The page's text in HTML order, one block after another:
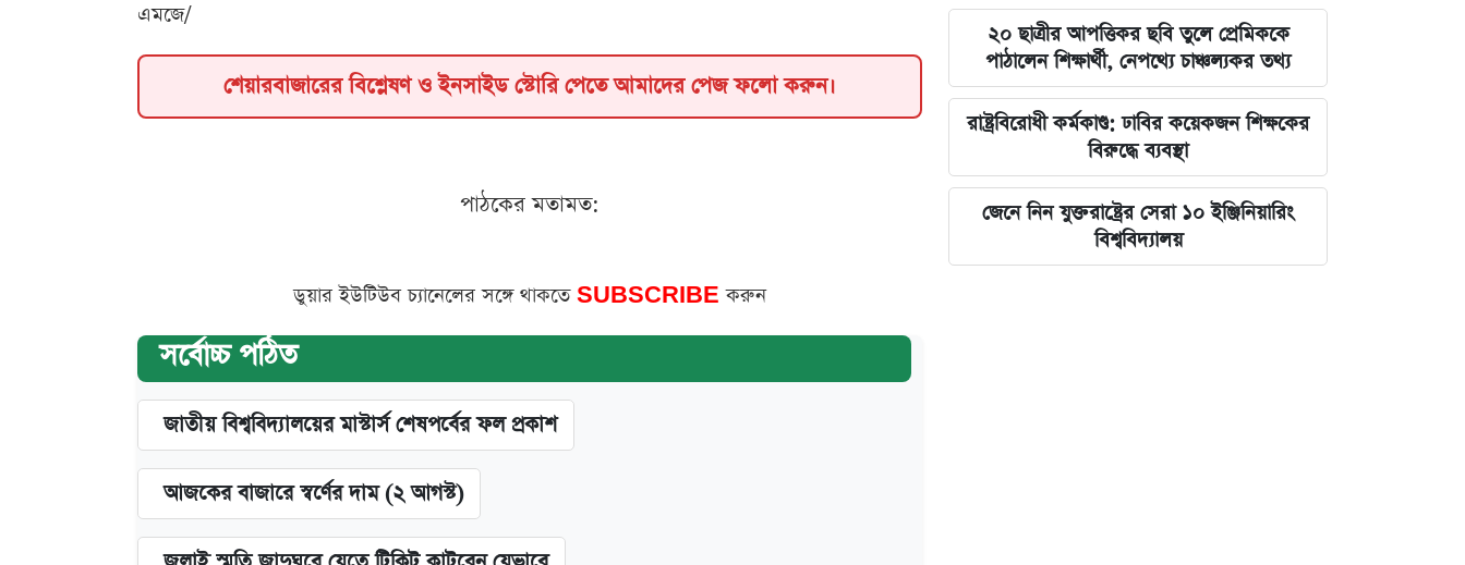
এমজে/
শেয়ারবাজারের বিশ্লেষণ ও ইনসাইড স্টোরি পেতে আমাদের পেজ ফলো করুন।
পাঠকের মতামত:
ডুয়ার ইউটিউব চ্যানেলের সঙ্গে থাকতে SUBSCRIBEকরুন
সর্বোচ্চ পঠিত
জাতীয় বিশ্ববিদ্যালয়ের মাস্টার্স শেষপর্বের ফল প্রকাশ
আজকের বাজারে স্বর্ণের দাম (২ আগস্ট)
২০ ছাত্রীর আপত্তিকর ছবি তুলে প্রেমিককে
পাঠালেন শিক্ষার্থী, নেপথ্যে চাঞ্চল্যকর তথ্য
রাষ্ট্রবিরোধী কর্মকাণ্ড: ঢাবির কয়েকজন শিক্ষকের
বিরুদ্ধে ব্যবস্থা
জেনে নিন যুক্তরাষ্ট্রের সেরা ১০ ইঞ্জিনিয়ারিং
বিশ্ববিদ্যালয়